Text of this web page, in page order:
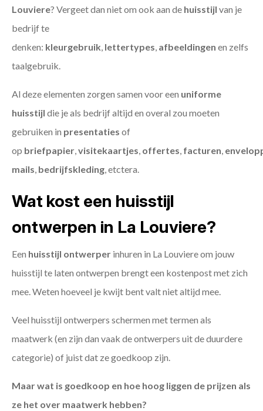
Louviere? Vergeet dan niet om ook aan de huisstijl van je
bedrijf te
denken: kleurgebruik, lettertypes, afbeeldingen en zelfs
taalgebruik.
Al deze elementen zorgen samen voor een uniforme
huisstijl die je als bedrijf altijd en overal zou moeten
gebruiken in presentaties of
op briefpapier,visitekaartjes, offertes, facturen,
mails, bedrijfskleding, etctera.
Wat kost een huisstijl
ontwerpen in La Louviere?
Een huisstijl ontwerper inhuren in La Louviere om jouw
huisstijl te laten ontwerpen brengt een kostenpost met zich
mee. Weten hoeveel je kwijt bent valt niet altijd mee.
Veel huisstijl ontwerpers schermen met termen als
maatwerk (en zijn dan vaak de ontwerpers uit de duurdere
categorie) of juist dat ze goedkoop zijn.
Maar wat is goedkoop en hoe hoog liggen de prijzen als
ze het over maatwerk hebben?